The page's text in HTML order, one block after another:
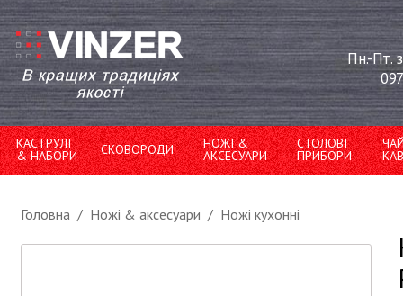
Пн.-Пт.
КАСТРУЛІ
& НАБОРИ СКОВОРОДИ НОЖІ &
АКСЕСУАРИ
СТОЛОВІ
ПРИБОРИ
Головна / Ножі & аксесуари / Ножі кухонні